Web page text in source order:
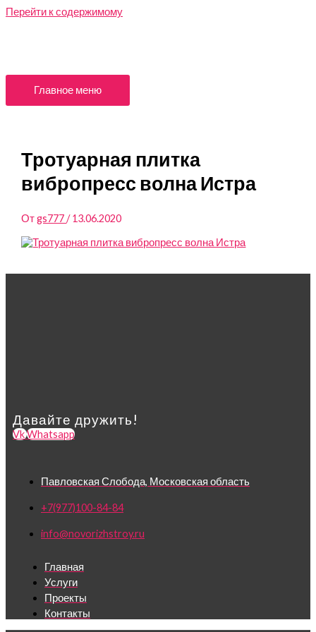
Перейти к содержимому
Главное меню
Тротуарная плитка
вибропресс волна Истра
Отgs777/13.06.2020
Давайте дружить!
VkWhatsapp
Павловская Слобода, Московская область
+7(977)100-84-84
info@novorizhstroy.ru
Главная
Услуги
Проекты
Контакты